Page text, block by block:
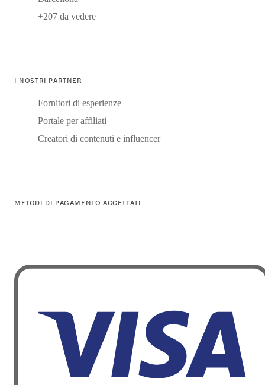
+207 da vedere
I NOSTRI PARTNER
Fornitori di esperienze
Portale per affiliati
Creatori di contenuti e influencer
METODI DI PAGAMENTO ACCETTATI